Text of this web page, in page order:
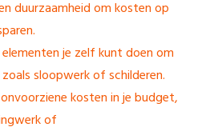
duurzaamheid om kosten op
je zelf kunt doen om
sloopwerk of schilderen.
kosten in je budget,
of